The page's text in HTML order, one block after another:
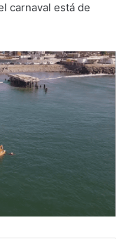
carnaval está de